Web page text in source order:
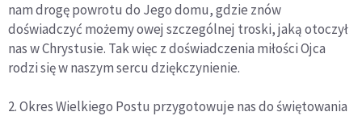
nam drogę powrotu do Jego domu, gdzie znów
doświadczyć możemy owej szczególnej troski, jaką otoczył
nas w Chrystusie. Tak więc z doświadczenia miłości Ojca
rodzi się w naszym sercu dziękczynienie.
2. Okres Wielkiego Postu przygotowuje nas do świętowania